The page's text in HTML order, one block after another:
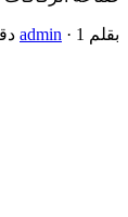
بقلم admin · 1 دقائق قراءة · نشر 2016-01-15 · حدّث 2023-02-13